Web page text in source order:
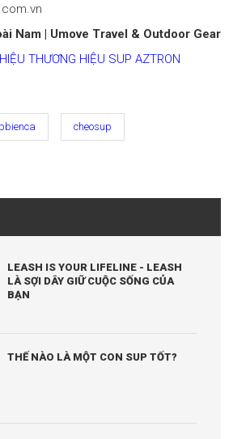
Nam | Umove Travel & Outdoor Gear
THƯƠNG HIỆU SUP AZTRON
cheosup
LEASH IS YOUR LIFELINE - LEASH
LÀ SỢI DÂY GIỮ CUỘC SỐNG CỦA
BẠN
THẾ NÀO LÀ MỘT CON SUP TỐT?